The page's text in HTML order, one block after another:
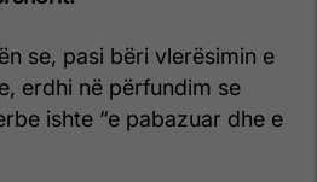
se, pasi bëri vlerësimin e
erdhi në përfundim se
ishte “e pabazuar dhe e